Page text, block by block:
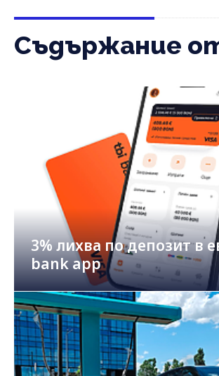
Съдържание
3% лихва по депозит в
bank app